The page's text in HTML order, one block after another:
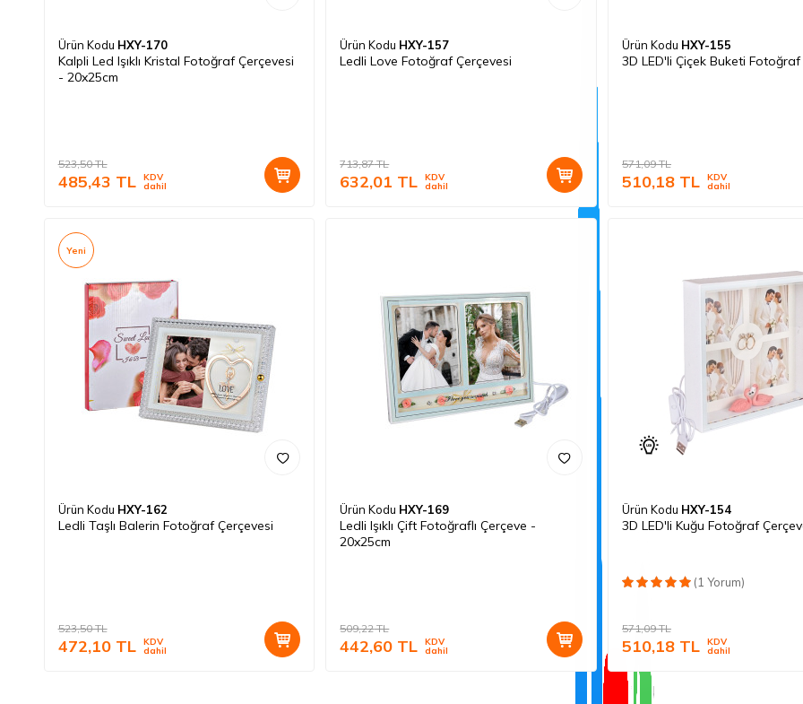
Ürün Kodu HXY-170
Kalpli Led Işıklı Kristal Fotoğraf Çerçevesi
- 20x25cm
523,50TL
485,43 TL KDV
dahil
Ürün Kodu HXY-157
Ledli Love Fotoğraf Çerçevesi
713,87TL
632,01 TL KDV
dahil
Ürün Kodu HXY-155
3D LED'li Çiçek Buketi Fotoğraf
571,09TL
510,18TL KDV
dahil
Yeni
Ürün Kodu HXY-162
Ledli Taşlı Balerin Fotoğraf Çerçevesi
523,50TL
472,10TL KDV
dahil
Ürün Kodu HXY-169
Ledli Işıklı Çift Fotoğraflı Çerçeve -
20x25cm
509,22TL
442,60 TL KDV
dahil
Ürün Kodu HXY-154
3D LED'li Kuğu Fotoğraf
(1 Yorum)
571,09TL
510,18TL KDV
dahil